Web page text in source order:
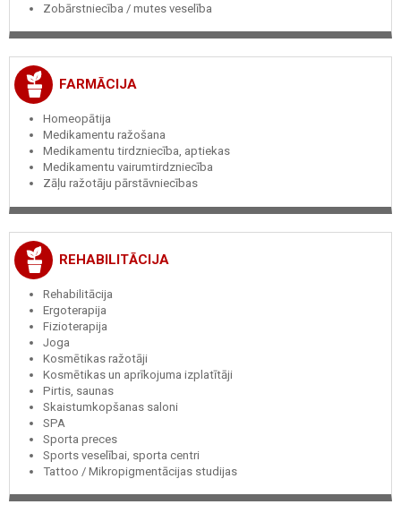
Zobārstniecība / mutes veselība
FARMĀCIJA
Homeopātija
Medikamentu ražošana
Medikamentu tirdzniecība, aptiekas
Medikamentu vairumtirdzniecība
Zāļu ražotāju pārstāvniecības
REHABILITĀCIJA
Rehabilitācija
Ergoterapija
Fizioterapija
Joga
Kosmētikas ražotāji
Kosmētikas un aprīkojuma izplatītāji
Pirtis, saunas
Skaistumkopšanas saloni
SPA
Sporta preces
Sports veselībai, sporta centri
Tattoo / Mikropigmentācijas studijas